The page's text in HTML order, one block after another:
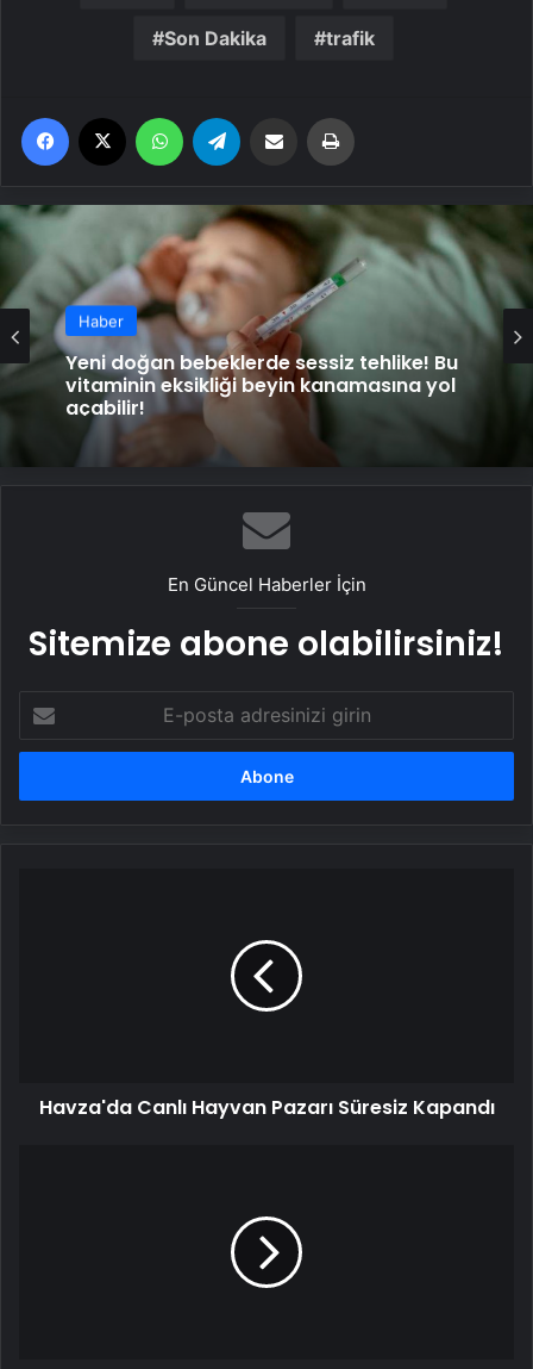
Son Dakika trafik
Facebook WhatsApp Email'den paylaş
Haber
Yeni doğan bebeklerde sessiz tehlike! Bu
vitaminin eksikliği beyin kanamasına yol
açabilir!
En Güncel Haberler İçin
Sitemize abone olabilirsiniz!
posta
adresinizi
Havza'da Canlı Hayvan Pazarı Süresiz Kapandı